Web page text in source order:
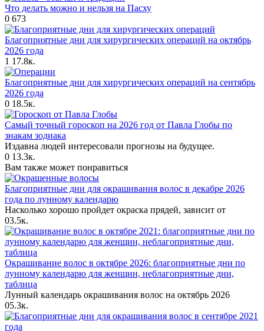
Что делать можно и нельзя на Пасху
0 673
Благоприятные дни для хирургических операций на октябрь
2026 года
1 17.8к.
Благоприятные дни для хирургических операций на сентябрь
2026 года
0 18.5к.
Самый точный гороскоп на 2026 год от Павла Глобы по
знакам зодиака
Издавна людей интересовали прогнозы на будущее.
0 13.3к.
Вам также может понравиться
Благоприятные дни для окрашивания волос в декабре 2026
года по лунному календарю
Насколько хорошо пройдет окраска прядей, зависит от
03.5к.
Окрашивание волос в октябре 2026: благоприятные дни по
лунному календарю для женщин, неблагоприятные дни,
таблица
Лунный календарь окрашивания волос на октябрь 2026
05.3к.